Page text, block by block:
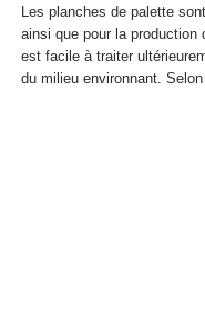
Les planches de palette
ainsi que pour la
est facile à traiter
du milieu environnant.